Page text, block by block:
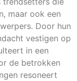
maar ook een
Door hun
vestigen op
in een
de betrokken
resoneert